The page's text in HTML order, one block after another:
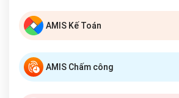
AMIS Kế Toán
AMIS Chấm công